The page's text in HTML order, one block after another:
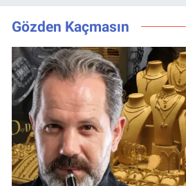
Oldu
Gözden Kaçmasın